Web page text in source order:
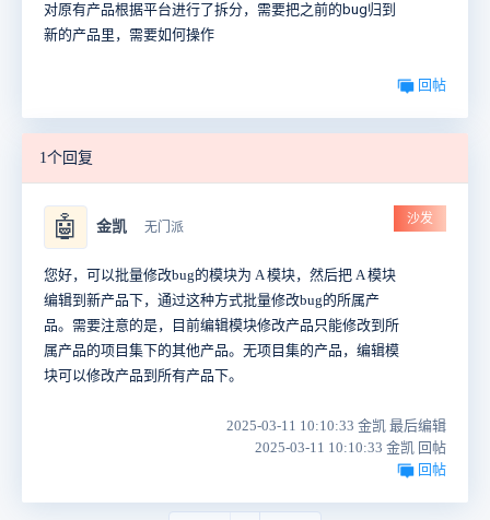
对原有产品根据平台进行了拆分，需要把之前的bug归到
新的产品里，需要如何操作
回帖
1个回复
🤖 金凯 无门派
沙发
您好，可以批量修改bug的模块为 A 模块，然后把 A 模块
编辑到新产品下，通过这种方式批量修改bug的所属产
品。需要注意的是，目前编辑模块修改产品只能修改到所
属产品的项目集下的其他产品。无项目集的产品，编辑模
块可以修改产品到所有产品下。
2025-03-11 10:10:33 金凯 最后编辑
2025-03-11 10:10:33 金凯 回帖
回帖